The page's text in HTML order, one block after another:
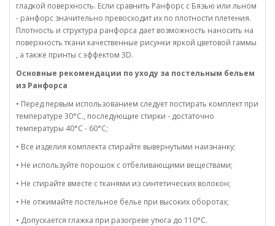
гладкой поверхность. Если сравнить Ранфорс с Бязью или льном
- ранфорс значительно превосходит их по плотности плетения.
Плотность и структура ранфорса дает возможность наносить на
поверхность ткани качественные рисунки яркой цветовой гаммы
, а также принты с эффектом 3D.
Основные рекомендации по уходу за постельным бельем
из Ранфорса
• Перед первым использованием следует постирать комплект при
температуре 30°C., последующие стирки - достаточно
температуры 40°C - 60°C;
• Все изделия комплекта стирайте вывернутыми наизнанку;
• Не используйте порошок с отбеливающими веществами;
• Не стирайте вместе с тканями из синтетических волокон;
• Не отжимайте постельное белье при высоких оборотах;
• Допускается глажка при разогреве утюга до 110°C.